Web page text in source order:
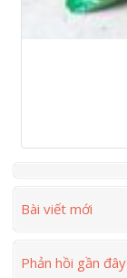
Bài viết mới
Phản hồi gần đây